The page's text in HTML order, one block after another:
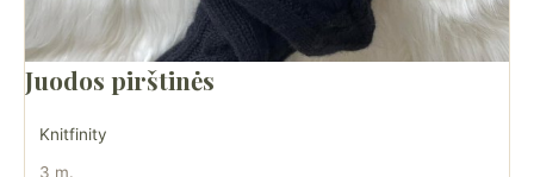
Juodos pirštinės
Knitfinity
3 m.